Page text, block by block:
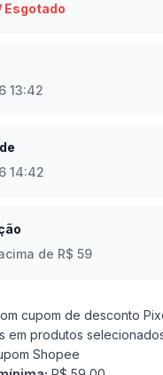
Esgotado
13:42
14:42
de R$ 59
cupom de desconto
em produtos
Shopee